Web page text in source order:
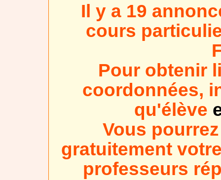
Il y a 19
cours
Pour obtenir
coordonnées,
qu'élève
Vous
gratuitement
professeurs